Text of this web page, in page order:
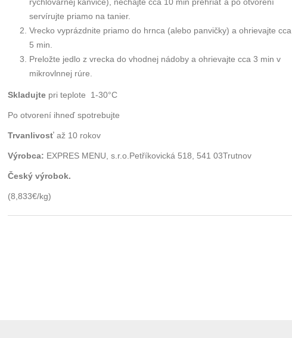
rýchlovarnej kanvice), nechajte cca 10 min prehriať a po otvorení
servírujte priamo na tanier.
Vrecko vyprázdnite priamo do hrnca (alebo panvičky) a ohrievajte cca
5 min.
Preložte jedlo z vrecka do vhodnej nádoby a ohrievajte cca 3 min v
mikrovlnnej rúre.
Skladujte pri teplote 1-30°C
Po otvorení ihneď spotrebujte
Trvanlivosť až 10 rokov
Výrobca: EXPRES MENU, s.r.o.Petříkovická 518, 541 03Trutnov
Český výrobok.
(8,833€/kg)